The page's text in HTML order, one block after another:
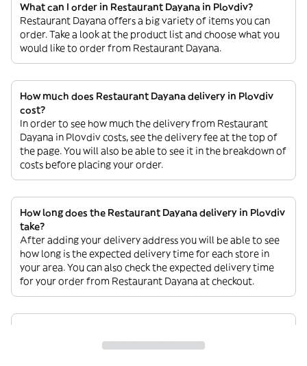
What can I order in Restaurant Dayana in Plovdiv?
Restaurant Dayana offers a big variety of items you can
order. Take a look at the product list and choose what you
would like to order from Restaurant Dayana.
How much does Restaurant Dayana delivery in Plovdiv
cost?
In order to see how much the delivery from Restaurant
Dayana in Plovdiv costs, see the delivery fee at the top of
the page. You will also be able to see it in the breakdown of
costs before placing your order.
How long does the Restaurant Dayana delivery in Plovdiv
take?
After adding your delivery address you will be able to see
how long is the expected delivery time for each store in
your area. You can also check the expected delivery time
for your order from Restaurant Dayana at checkout.
Always look for discounted products and current special